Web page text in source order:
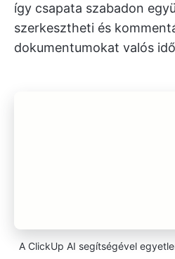
így csapata szabadon
szerkesztheti és
dokumentumokat valós
A ClickUp AI segítségével